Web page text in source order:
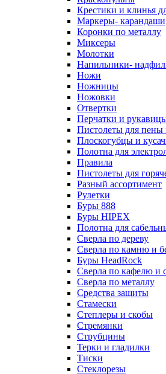
Крестики и клинья
Маркеры- карандаши
Коронки по металлу
Миксеры
Молотки
Напильники-
Ножи
Ножницы
Ножовки
Отвертки
Перчатки и
Пистолеты для пены
Плоскогубцы и
Полотна для
Правила
Пистолеты для
Разный ассортимент
Рулетки
Буры 888
Буры HIPEX
Полотна для
Сверла по дереву
Сверла по камню и
Буры HeadRock
Сверла по кафелю и
Сверла по металлу
Средства защиты
Стамески
Степлеры и скобы
Стремянки
Струбцины
Терки и гладилки
Тиски
Стеклорезы